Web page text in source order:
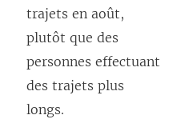
trajets en août,
plutôt que des
personnes effectuant
des trajets plus
longs.